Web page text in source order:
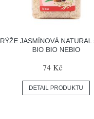
RÝŽE JASMÍNOVÁ NATURAL
BIO BIO NEBIO
74 Kč
DETAIL PRODUKTU